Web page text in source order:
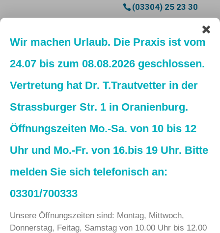
(03304) 25 23 30
Ihr Tier in guten Händen
Philosophie
Wir machen Urlaub. Die Praxis ist vom
24.07 bis zum 08.08.2026 geschlossen.
Vertretung hat Dr. T.Trautvetter in der
Strassburger Str. 1 in Oranienburg.
Öffnungszeiten Mo.-Sa. von 10 bis 12
Uhr und Mo.-Fr. von 16.bis 19 Uhr. Bitte
melden Sie sich telefonisch an:
03301/700333
Unsere Öffnungszeiten sind: Montag, Mittwoch,
Donnerstag, Feitag, Samstag von 10.00 Uhr bis 12.00